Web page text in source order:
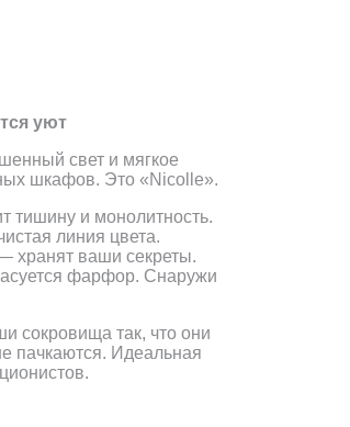
уют
свет и мягкое
шкафов. Это «Nicolle».
тишину и монолитность.
линия цвета.
хранят ваши секреты.
фарфор. Снаружи
сокровища так, что они
пачкаются. Идеальная